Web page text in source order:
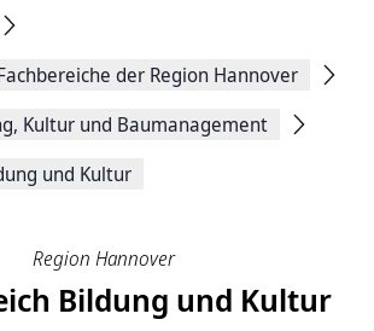
der Region Hannover
Kultur und Baumanagement
und Kultur
Region Hannover
Bildung und Kultur